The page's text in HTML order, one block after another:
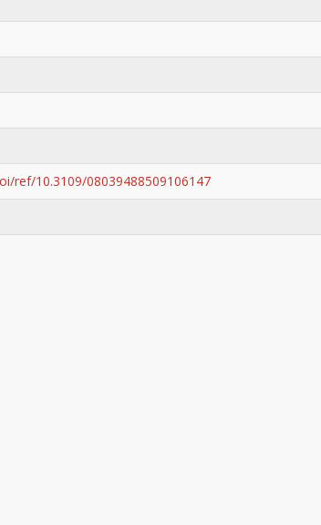
ref/10.3109/08039488509106147